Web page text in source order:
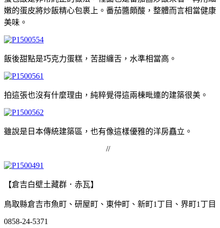
嫩的蛋皮將炒飯精心包裹上。番茄醬頗酸，整體而言相當健康
美味。
飯後甜點是巧克力蛋糕，苦甜纏舌，水準相當高。
拍這張也沒有什麼理由，純粹覺得這兩棟毗連的建築很美。
雖說是日本傳統建築區，也有像這樣優雅的洋房矗立。
//
【倉吉白壁土藏群．赤瓦】
鳥取縣倉吉市魚町、研屋町、東仲町、新町1丁目、界町1丁目
0858-24-5371